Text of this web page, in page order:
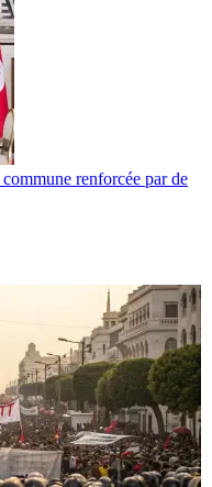
renforcée par de